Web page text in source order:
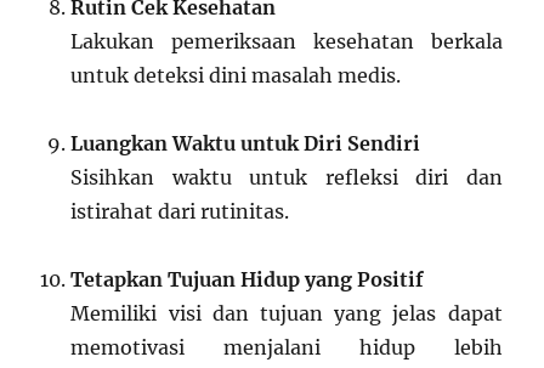
Rutin Cek Kesehatan
Lakukan pemeriksaan kesehatan berkala
untuk deteksi dini masalah medis.
Luangkan Waktu untuk Diri Sendiri
Sisihkan waktu untuk refleksi diri dan
istirahat dari rutinitas.
Tetapkan Tujuan Hidup yang Positif
Memiliki visi dan tujuan yang jelas dapat
memotivasi menjalani hidup lebih